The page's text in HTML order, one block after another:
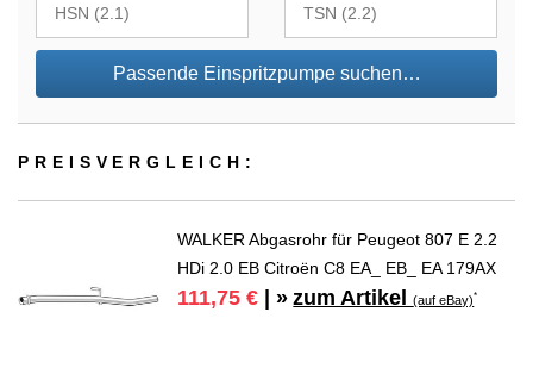
Passende Einspritzpumpe suchen…
PREIS­VER­GLEICH:
WALKER Abgasrohr für Peugeot 807 E 2.2
HDi 2.0 EB Citroën C8 EA_ EB_ EA 179AX
111,75 € | » zum Artikel(auf eBay)*